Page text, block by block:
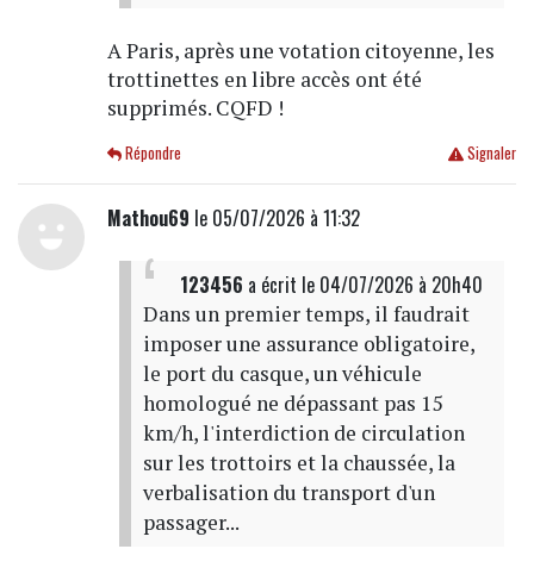
A Paris, après une votation citoyenne, les
trottinettes en libre accès ont été
supprimés. CQFD !
Signaler
Répondre
Mathou69 le 05/07/2026 à 11:32
123456 a écrit le 04/07/2026 à 20h40
Dans un premier temps, il faudrait
imposer une assurance obligatoire,
le port du casque, un véhicule
homologué ne dépassant pas 15
km/h, l'interdiction de circulation
sur les trottoirs et la chaussée, la
verbalisation du transport d'un
passager...